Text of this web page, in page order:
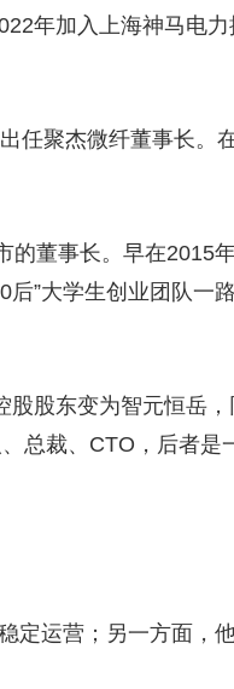
年加入上海神马电
任聚杰微纤董事长。
董事长。早在2015
”大学生创业团队一
股东变为智元恒岳，
总裁、CTO，后者是
运营；另一方面，